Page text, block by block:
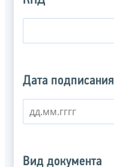
Дата подписания
Вид документа